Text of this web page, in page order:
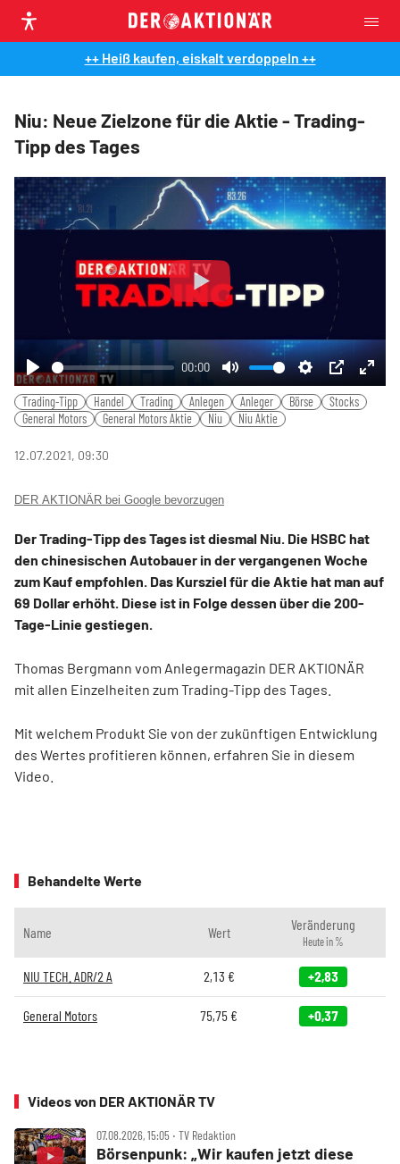
++ Heiß kaufen, eiskalt verdoppeln ++
Niu: Neue Zielzone für die Aktie - Trading-
Tipp des Tages
Play
00:00
Mute Settings
PIP
Play
Trading-Tipp Handel Trading Anlegen Anleger Börse
Stocks
General Motors
General Motors Aktie Niu Niu Aktie
12.07.2021, 09:30
DER AKTIONÄR bei Google bevorzugen
Der Trading-Tipp des Tages ist diesmal Niu. Die HSBC hat
den chinesischen Autobauer in der vergangenen Woche
zum Kauf empfohlen. Das Kursziel für die Aktie hat man auf
69 Dollar erhöht. Diese ist in Folge dessen über die 200-
Tage-Linie gestiegen.
Thomas Bergmann vom Anlegermagazin DER AKTIONÄR
mit allen Einzelheiten zum Trading-Tipp des Tages.
Mit welchem Produkt Sie von der zukünftigen Entwicklung
des Wertes profitieren können, erfahren Sie in diesem
Video.
Behandelte Werte
Name Wert Veränderung
Heute in %
NIU TECH. ADR/2 A 2,13 € +2,83
General Motors 75,75 € +0,37
Videos von DER AKTIONÄR TV
07.08.2026, 15:05 ‧ TV Redaktion
Börsenpunk: „Wir kaufen jetzt diese